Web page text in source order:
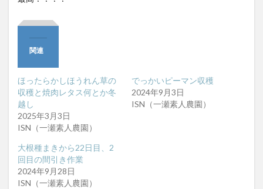
関連
ほったらかしほうれん草の
収穫と焼肉レタス何とか冬
越し
2025年3月3日
ISN（一瀬素人農園）
でっかいピーマン収穫
2024年9月3日
ISN（一瀬素人農園）
大根種まきから22日目、2
回目の間引き作業
2024年9月28日
ISN（一瀬素人農園）